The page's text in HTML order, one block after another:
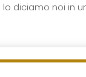
lo diciamo noi in